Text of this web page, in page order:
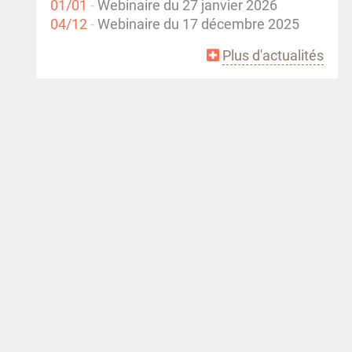
01/01
Webinaire du 27 janvier 2026
04/12 Webinaire du 17 décembre 2025
Plus d'actualités